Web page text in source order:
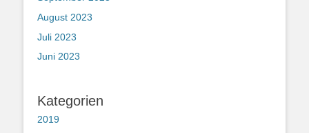
August 2023
Juli 2023
Juni 2023
Kategorien
2019